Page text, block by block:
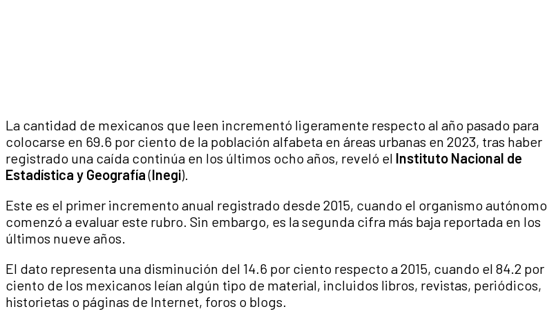
La cantidad de mexicanos que leen incrementó ligeramente respecto al año pasado para
colocarse en 69.6 por ciento de la población alfabeta en áreas urbanas en 2023, tras haber
registrado una caída continúa en los últimos ocho años, reveló el Instituto Nacional de
Estadística y Geografía(Inegi).
Este es el primer incremento anual registrado desde 2015, cuando el organismo autónomo
comenzó a evaluar este rubro. Sin embargo, es la segunda cifra más baja reportada en los
últimos nueve años.
El dato representa una disminución del 14.6 por ciento respecto a 2015, cuando el 84.2 por
ciento de los mexicanos leían algún tipo de material, incluidos libros, revistas, periódicos,
historietas o páginas de Internet, foros o blogs.